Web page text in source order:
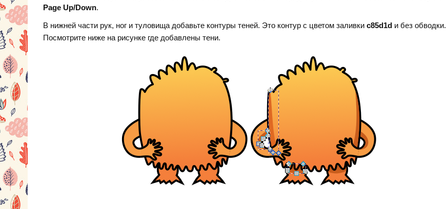
Page Up/Down.
В нижней части рук, ног и туловища добавьте контуры теней. Это контур с цветом заливкиc85d1d и без обводки.
Посмотрите ниже на рисунке где добавлены тени.